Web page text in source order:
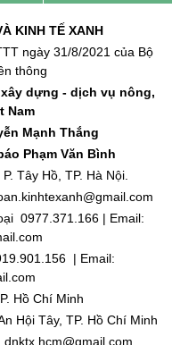
KINH TẾ XANH
ngày 31/8/2021 của Bộ
thông
dựng - dịch vụ nông,
Nam
Mạnh Thắng
Phạm Văn Bình
Tây Hồ, TP. Hà Nội.
0977.371.166 | Email:
| Email:
Hồ Chí Minh
Hội Tây, TP. Hồ Chí Minh